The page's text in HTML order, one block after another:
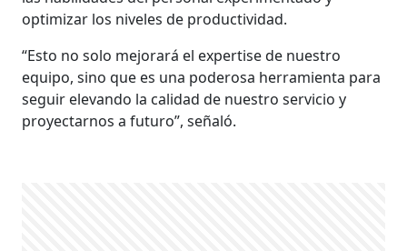
optimizar los niveles de productividad.
“Esto no solo mejorará el expertise de nuestro
equipo, sino que es una poderosa herramienta para
seguir elevando la calidad de nuestro servicio y
proyectarnos a futuro”, señaló.